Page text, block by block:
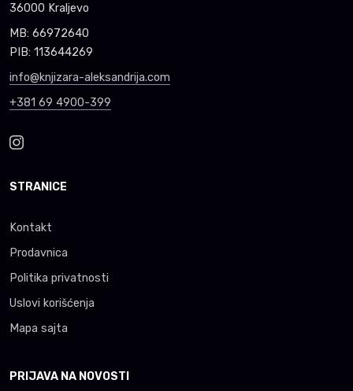
36000 Kraljevo
MB: 66972640
PIB: 113644269
info@knjizara-aleksandrija.com
+381 69 4900-399
STRANICE
Kontakt
Prodavnica
Politika privatnosti
Uslovi korišćenja
Mapa sajta
PRIJAVA NA NOVOSTI